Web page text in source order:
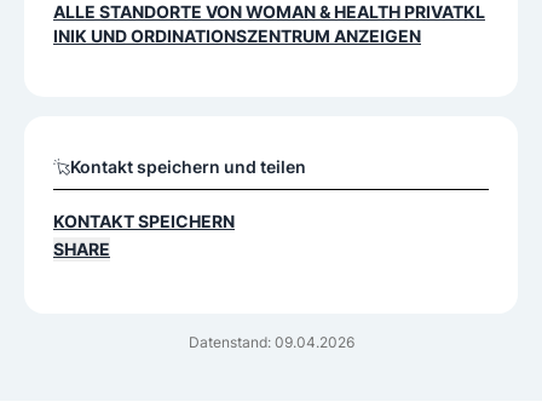
Datenstand: 09.04.2026
ALLE STANDORTE VONWOMAN & HEALTH PRIVATKL
INIK UND ORDINATIONSZENTRUM ANZEIGEN
Kontakt speichern und teilen
KONTAKT SPEICHERN
SHARE